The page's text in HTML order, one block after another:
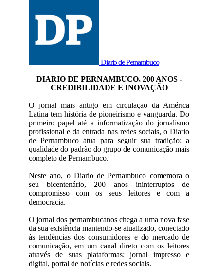
Diario de Pernambuco
DIARIO DE PERNAMBUCO, 200 ANOS -
CREDIBILIDADE E INOVAÇÃO
O jornal mais antigo em circulação da América
Latina tem história de pioneirismo e vanguarda. Do
primeiro papel até a informatização do jornalismo
profissional e da entrada nas redes sociais, o Diario
de Pernambuco atua para seguir sua tradição: a
qualidade do padrão do grupo de comunicação mais
completo de Pernambuco.
Neste ano, o Diario de Pernambuco comemora o
seu bicentenário, 200 anos ininterruptos de
compromisso com os seus leitores e com a
democracia.
O jornal dos pernambucanos chega a uma nova fase
da sua existência mantendo-se atualizado, conectado
às tendências dos consumidores e do mercado de
comunicação, em um canal direto com os leitores
através de suas plataformas: jornal impresso e
digital, portal de notícias e redes sociais.